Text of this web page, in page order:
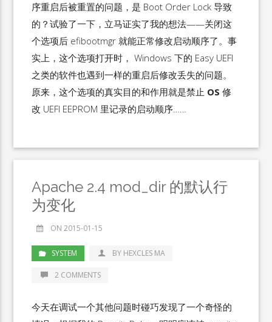
序重启后被重置的问题，是 Boot Order Lock 导致
的？试验了一下，立马证实了我的想法——关闭这
个选项后 efibootmgr 就能正常修改启动顺序了。事
实上，这个选项打开时， Windows 下的 Easy UEFI
之类的软件也遇到一样的重启后修改丢失的问题。
原来，这个选项的真实目的和作用就是禁止 OS 修
改 UEFI EEPROM 里记录的启动顺序……
Apache 2.4 mod_dir 的默认行
为变化
ON 2015-01-15
SYSTEM BY HEXCLES MA
2 COMMENTS
今天在调试一个其他问题时碰巧发现了一个奇怪的